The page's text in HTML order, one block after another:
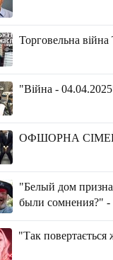
Торговельна
"Війна -
ОФШОРНА
"Белый дом
были сомнения?"
"Так